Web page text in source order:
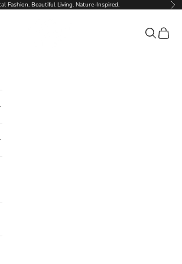
Fashion. Beautiful Living. Nature-Inspired.
Search
Cart